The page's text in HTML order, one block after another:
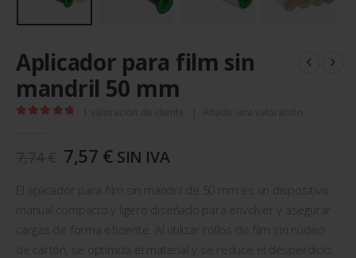
Aplicador para film sin
mandril 50 mm
El
precio
original
era:
7,74 €.
7,57 €El
actual
es:
7,57 €.
SIN IVA
El aplicador para film sin mandril de 50 mm es un dispositivo
manual compacto y ligero diseñado para envolver y asegurar
cargas de forma eficiente. Al utilizar rollos de film sin núcleo
de cartón, se optimiza el material y se reduce el desperdicio.